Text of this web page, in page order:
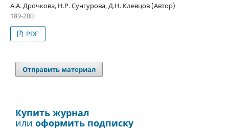
А.А. Дрочкова, Н.Р. Сунгурова, Д.Н. Клевцов (Автор)
189-200
PDF
Отправить материал
Купить журнал
или оформить подписку